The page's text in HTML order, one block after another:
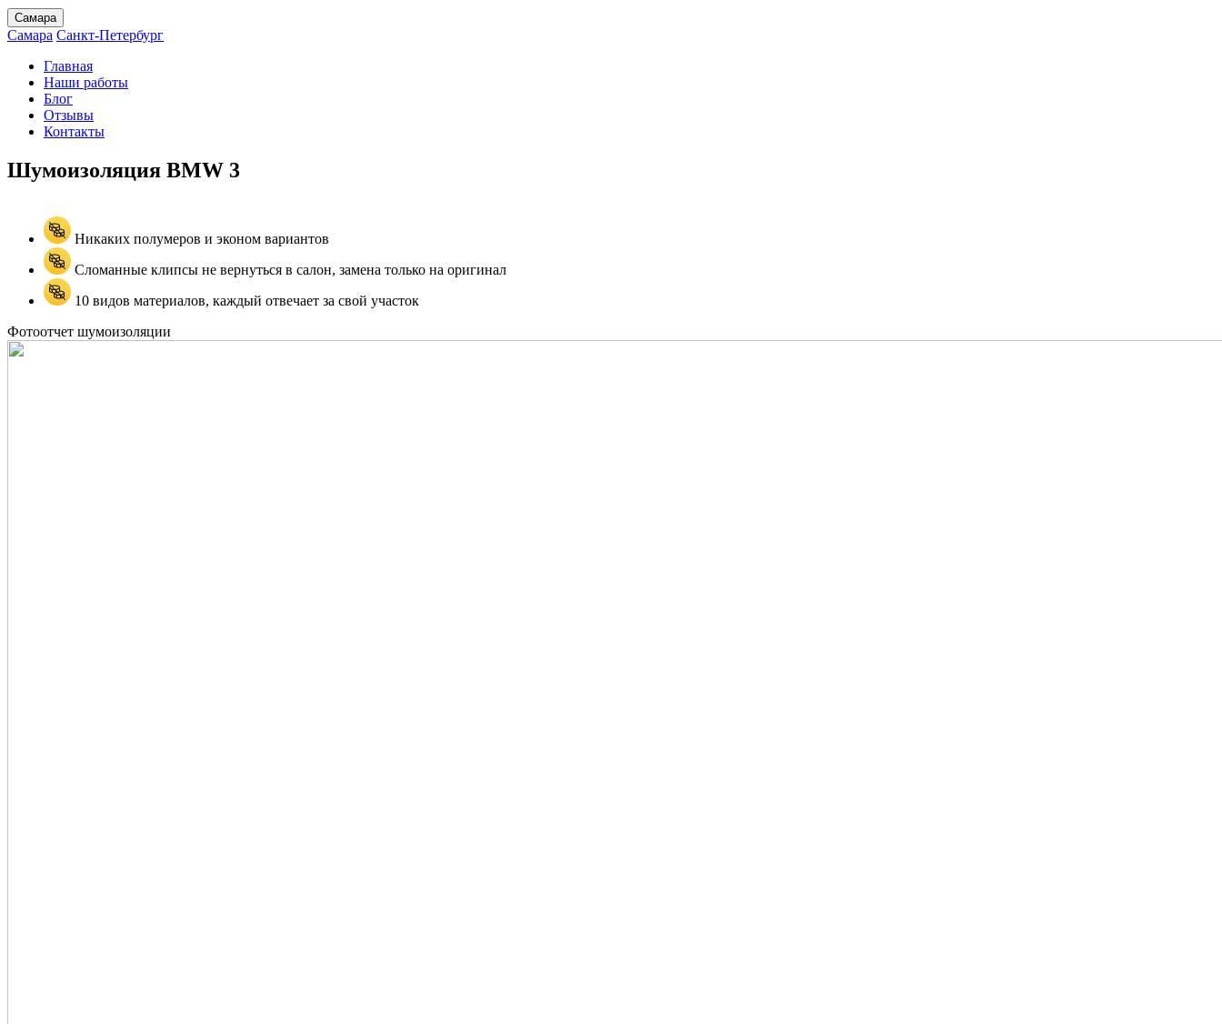
Самара
Самара Санкт-Петербург
Главная
Наши работы
Блог
Отзывы
Контакты
Шумоизоляция BMW 3
Никаких полумеров и эконом вариантов
Сломанные клипсы не вернуться в салон, замена только на оригинал
10 видов материалов, каждый отвечает за свой участок
Фотоотчет шумоизоляции